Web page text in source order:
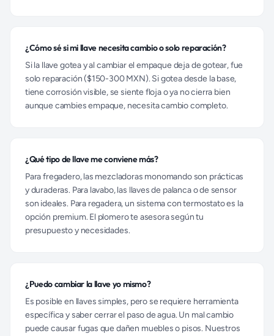
¿Cómo sé si mi llave necesita cambio o solo reparación?
Si la llave gotea y al cambiar el empaque deja de gotear, fue
solo reparación ($150-300 MXN). Si gotea desde la base,
tiene corrosión visible, se siente floja o ya no cierra bien
aunque cambies empaque, necesita cambio completo.
¿Qué tipo de llave me conviene más?
Para fregadero, las mezcladoras monomando son prácticas
y duraderas. Para lavabo, las llaves de palanca o de sensor
son ideales. Para regadera, un sistema con termostato es la
opción premium. El plomero te asesora según tu
presupuesto y necesidades.
¿Puedo cambiar la llave yo mismo?
Es posible en llaves simples, pero se requiere herramienta
específica y saber cerrar el paso de agua. Un mal cambio
puede causar fugas que dañen muebles o pisos. Nuestros